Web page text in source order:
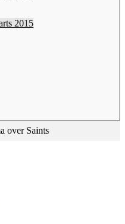
2015
over Saints